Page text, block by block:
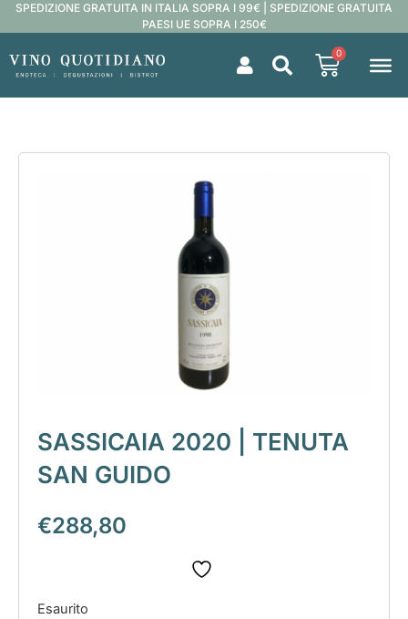
SPEDIZIONE GRATUITA IN ITALIA SOPRA I 99€ | SPEDIZIONE GRATUITA
PAESI UE SOPRA I 250€
0
SASSICAIA 2020 | TENUTA
SAN GUIDO
€288,80
Esaurito